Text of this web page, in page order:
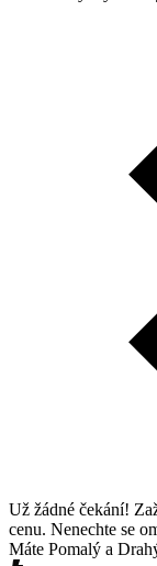
Už žádné čekání!
cenu. Nenechte se
Máte Pomalý a